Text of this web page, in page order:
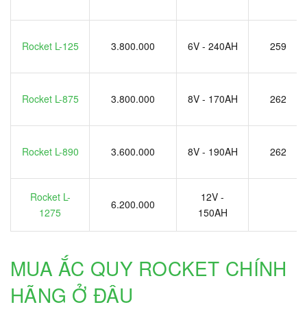
Rocket L-125 3.800.000 6V - 240AH 259
Rocket L-875 3.800.000 8V - 170AH 262
Rocket L-890 3.600.000 8V - 190AH 262
Rocket L-
1275
6.200.000
12V -
150AH
MUA ẮC QUY ROCKET CHÍNH
HÃNG Ở ĐÂU